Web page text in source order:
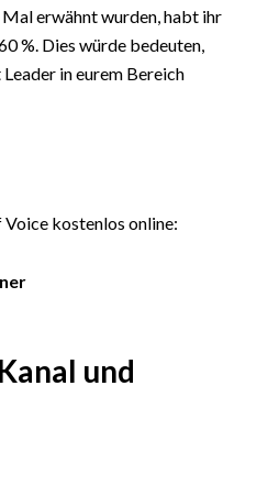
erwähnt wurden, habt ihr
%. Dies würde bedeuten,
in eurem Bereich
Voice kostenlos online:
und